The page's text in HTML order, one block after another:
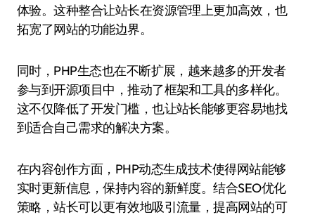
体验。这种整合让站长在资源管理上更加高效，也
拓宽了网站的功能边界。
同时，PHP生态也在不断扩展，越来越多的开发者
参与到开源项目中，推动了框架和工具的多样化。
这不仅降低了开发门槛，也让站长能够更容易地找
到适合自己需求的解决方案。
在内容创作方面，PHP动态生成技术使得网站能够
实时更新信息，保持内容的新鲜度。结合SEO优化
策略，站长可以更有效地吸引流量，提高网站的可